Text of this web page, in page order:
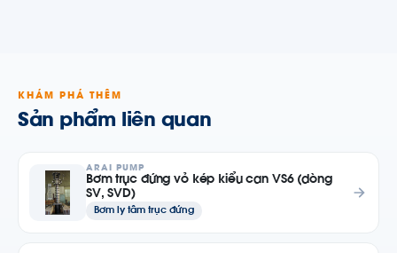
KHÁM PHÁ THÊM
Sản phẩm liên quan
ARAI PUMP
Bơm trục đứng vỏ kép kiểu can VS6 (dòng
SV, SVD)
Bơm ly tâm trục đứng